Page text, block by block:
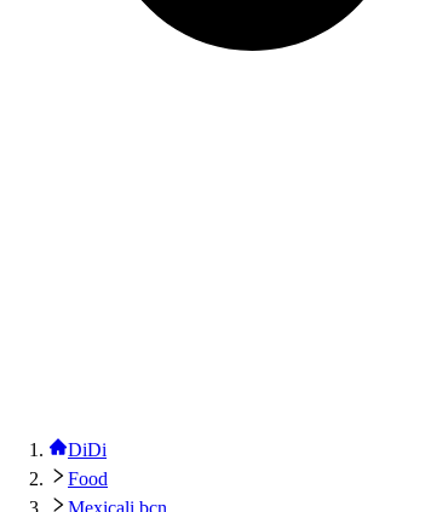
DiDi
Food
Mexicali bcn